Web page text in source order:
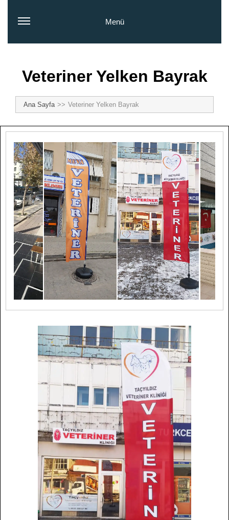
Veteriner Yelken Bayrak
Ana Sayfa Veteriner Yelken Bayrak
Menü